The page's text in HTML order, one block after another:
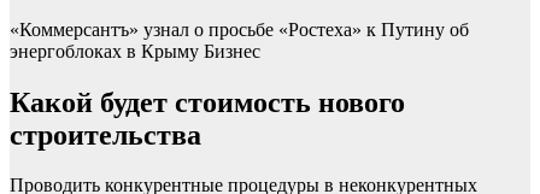
«Коммерсантъ» узнал о просьбе «Ростеха» к Путину об
энергоблоках в Крыму Бизнес
Какой будет стоимость нового
строительства
Проводить конкурентные процедуры в неконкурентных